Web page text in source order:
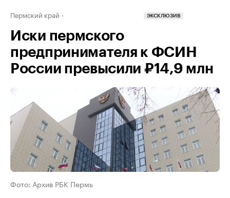
Пермский край ЭКСКЛЮЗИВ
Иски пермского
предпринимателя к ФСИН
России превысили ₽14,9 млн
Фото: Архив РБК Пермь